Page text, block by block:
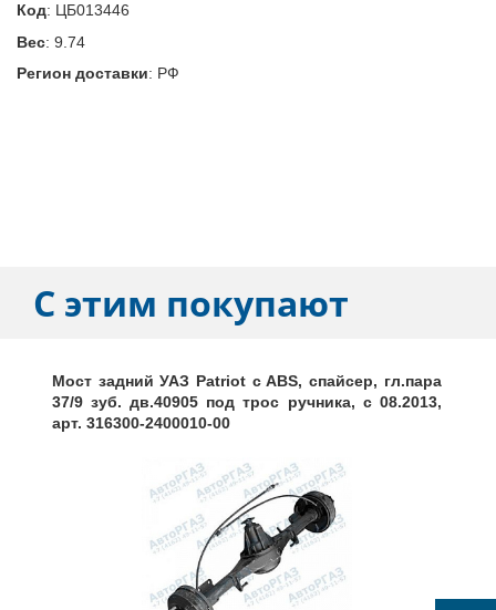
Код: ЦБ013446
Вес: 9.74
Регион доставки: РФ
С этим покупают
Мост задний УАЗ Patriot c ABS, спайсер, гл.пара
37/9 зуб. дв.40905 под трос ручника, с 08.2013,
арт. 316300-2400010-00